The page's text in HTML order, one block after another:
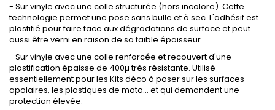
- Sur vinyle avec une colle structurée (hors incolore). Cette
technologie permet une pose sans bulle et à sec. L'adhésif est
plastifié pour faire face aux dégradations de surface et peut
aussi être verni en raison de sa faible épaisseur.
- Sur vinyle avec une colle renforcée et recouvert d'une
plastification épaisse de 400µ très résistante. Utilisé
essentiellement pour les Kits déco à poser sur les surfaces
apolaires, les plastiques de moto... et qui demandent une
protection élevée.